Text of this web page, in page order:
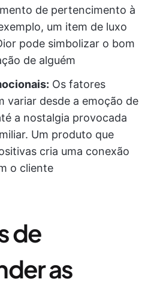
de pertencimento à
um item de luxo
pode simbolizar o bom
de alguém
Os fatores
variar desde a emoção de
a nostalgia provocada
Um produto que
cria uma conexão
o cliente
de
as